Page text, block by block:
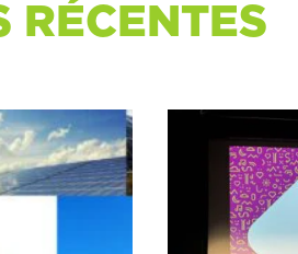
RÉCENTES